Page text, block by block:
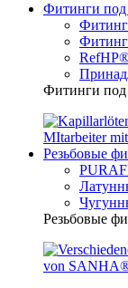
Фитинги под
Фитинги под
Резьбовые
Резьбовые